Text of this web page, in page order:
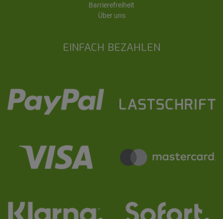
EINFACH BEZAHLEN
Barrierefreiheit
Über uns